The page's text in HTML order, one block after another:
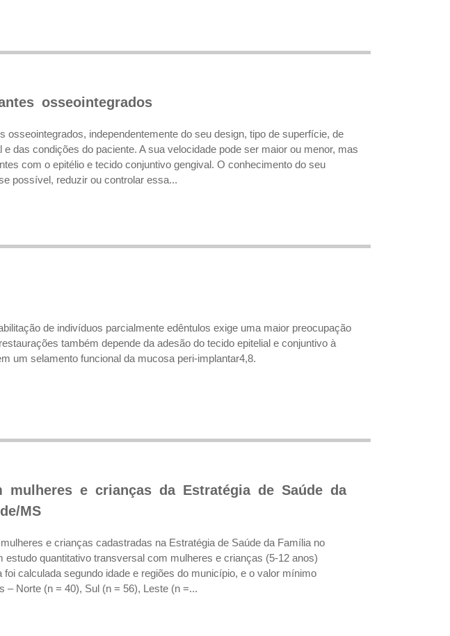
osseointegrados
independentemente do seu design, tipo de superfície, de
das condições do paciente. A sua velocidade pode ser maior ou menor, mas
com o epitélio e tecido conjuntivo gengival. O conhecimento do seu
possível, reduzir ou controlar essa...
de indivíduos parcialmente edêntulos exige uma maior preocupação
também depende da adesão do tecido epitelial e conjuntivo à
um selamento funcional da mucosa peri-implantar4,8.
mulheres e crianças da Estratégia de Saúde da
MS
e crianças cadastradas na Estratégia de Saúde da Família no
quantitativo transversal com mulheres e crianças (5-12 anos)
calculada segundo idade e regiões do município, e o valor mínimo
– Norte (n = 40), Sul (n = 56), Leste (n =...